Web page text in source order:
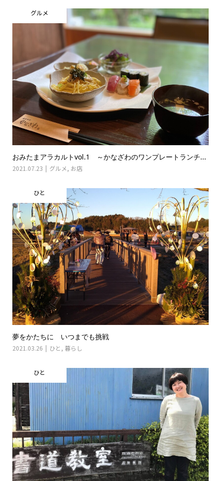
グルメ
おみたまアラカルトvol.1 ～かなざわのワンプレートランチ...
2021.07.23 グルメ, お店
ひと
夢をかたちに いつまでも挑戦
2021.03.26 ひと , 暮らし
ひと